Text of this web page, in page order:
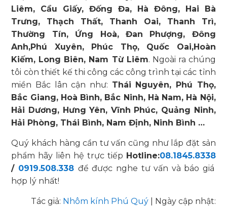
Liêm, Cầu Giấy, Đống Đa, Hà Đông, Hai Bà
Trưng, Thạch Thất, Thanh Oai, Thanh Trì,
Thường Tín, Ứng Hoà, Đan Phượng, Đông
Anh,Phú Xuyên, Phúc Thọ, Quốc Oai,Hoàn
Kiếm, Long Biên, Nam Từ Liêm. Ngoài ra chúng
tôi còn thiết kế thi công các công trình tại các tỉnh
miền Bắc lân cận như: Thái Nguyên, Phú Thọ,
Bắc Giang, Hoà Bình, Bắc Ninh, Hà Nam, Hà Nội,
Hải Dương, Hưng Yên, Vĩnh Phúc, Quảng Ninh,
Hải Phòng, Thái Bình, Nam Định, Ninh Bình …
Quý khách hàng cần tư vấn cũng như lắp đặt sản
phẩm hãy liên hệ trực tiếp Hotline:08.1845.8338
/ 0919.508.338 để được nghe tư vấn và báo giá
hợp lý nhất!
Tác giả: Nhôm kính Phú Quý
Ngày cập nhật: